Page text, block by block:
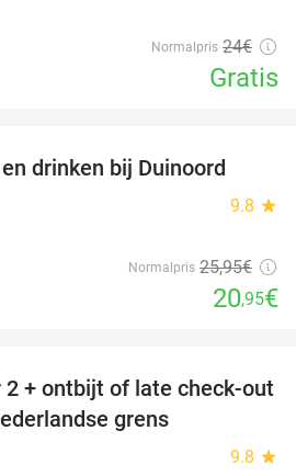
Normalpris 24€
Gratis
drinken bij Duinoord
9.8 star
Normalpris 25,95€
20,95€
45%
2 + ontbijt of late check-out
grens
9.8 star